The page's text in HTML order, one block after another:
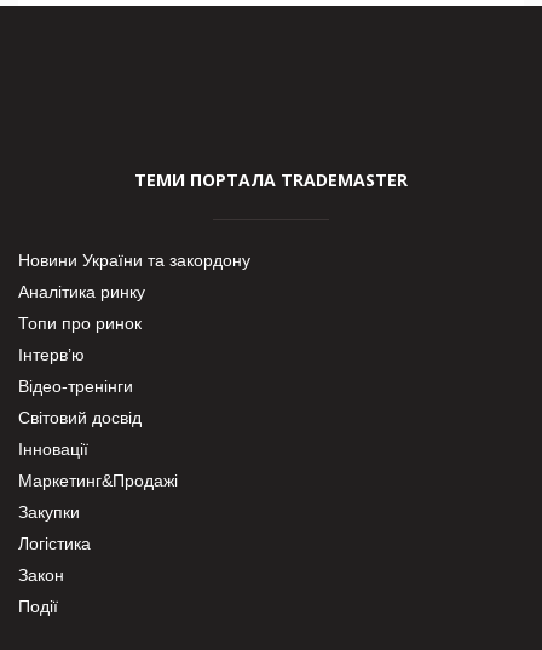
ТЕМИ ПОРТАЛА TRADEMASTER
Новини України та закордону
Аналітика ринку
Топи про ринок
Інтерв’ю
Відео-тренінги
Світовий досвід
Інновації
Маркетинг&Продажі
Закупки
Логістика
Закон
Події